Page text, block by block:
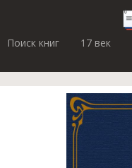
Поиск книг
17 век